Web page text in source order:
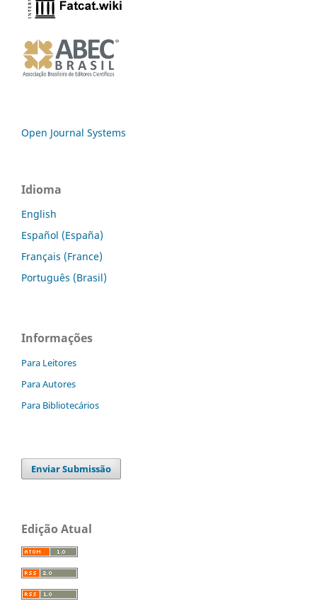
Open Journal Systems
Idioma
English
Español (España)
Français (France)
Português (Brasil)
Informações
Para Leitores
Para Autores
Para Bibliotecários
Enviar Submissão
Edição Atual